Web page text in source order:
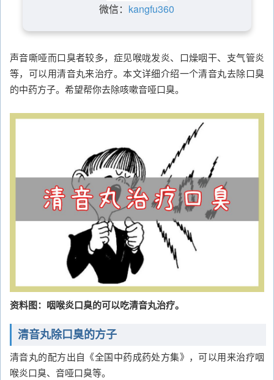
微信： kangfu360
声音嘶哑而口臭者较多，症见喉咙发炎、口燥咽干、支气管炎
等，可以用清音丸来治疗。本文详细介绍一个清音丸去除口臭
的中药方子。希望帮你去除咳嗽音哑口臭。
资料图：咽喉炎口臭的可以吃清音丸治疗。
清音丸除口臭的方子
清音丸的配方出自《全国中药成药处方集》，可以用来治疗咽
喉炎口臭、音哑口臭等。